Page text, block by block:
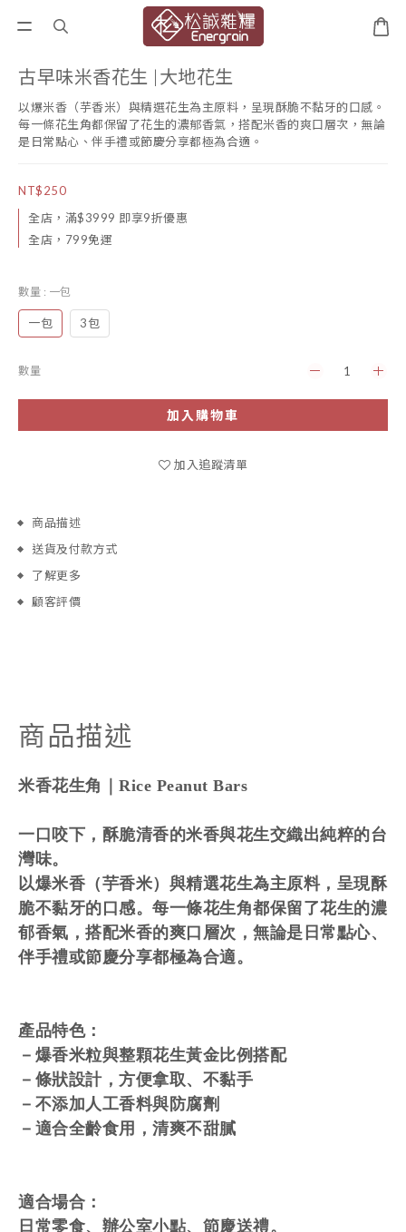
古早味米香花生 |大地花生
以爆米香（芋香米）與精選花生為主原料，呈現酥脆不黏牙的口感。
每一條花生角都保留了花生的濃郁香氣，搭配米香的爽口層次，無論
是日常點心、伴手禮或節慶分享都極為合適。
NT$250
全店，滿$3999 即享9折優惠
全店，799免運
數量 : 一包
一包 3包
數量
加入購物車
加入追蹤清單
商品描述
送貨及付款方式
了解更多
顧客評價
商品描述
米香花生角｜Rice Peanut Bars
一口咬下，酥脆清香的米香與花生交織出純粹的台
灣味。
以爆米香（芋香米）與精選花生為主原料，呈現酥
脆不黏牙的口感。每一條花生角都保留了花生的濃
郁香氣，搭配米香的爽口層次，無論是日常點心、
伴手禮或節慶分享都極為合適。
產品特色：
－爆香米粒與整顆花生黃金比例搭配
－條狀設計，方便拿取、不黏手
－不添加人工香料與防腐劑
－適合全齡食用，清爽不甜膩
適合場合：
日常零食、辦公室小點、節慶送禮。